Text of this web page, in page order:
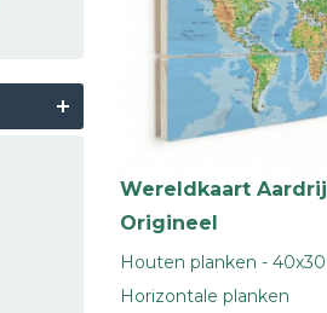
Wereldkaart
Origineel
Houten planken -
Horizontale planken